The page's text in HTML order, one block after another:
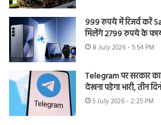
999 रुपये में रिजर्व करें
मिलेंगे 2799 रुपये के
8 July 2026 - 5:54 PM
Telegram पर सरकार
देखना पड़ेगा भारी, तीन
5 July 2026 - 2:25 PM